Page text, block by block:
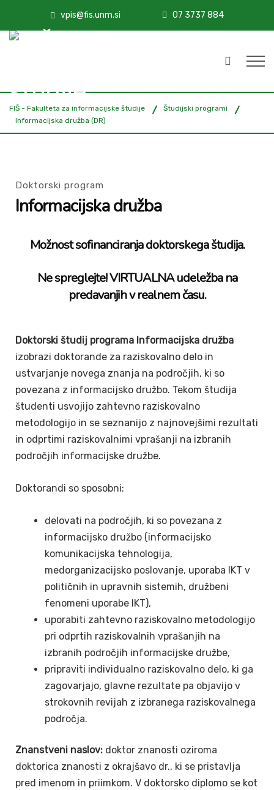
vpis@fis.unm.si 07 3737 884
FIŠ - Fakulteta za informacijske študije
Študijski programi
Informacijska družba (DR)
Doktorski program
Informacijska družba
Možnost sofinanciranja doktorskega študija.
Ne spreglejte! VIRTUALNA udeležba na
predavanjih v realnem času.
Doktorski študij programa Informacijska družba
izobrazi doktorande za raziskovalno delo in
ustvarjanje novega znanja na področjih, ki so
povezana z informacijsko družbo. Tekom študija
študenti usvojijo zahtevno raziskovalno
metodologijo in se seznanijo z najnovejšimi rezultati
in odprtimi raziskovalnimi vprašanji na izbranih
področjih informacijske družbe.
Doktorandi so sposobni:
delovati na področjih, ki so povezana z
informacijsko družbo (informacijsko
komunikacijska tehnologija,
medorganizacijsko poslovanje, uporaba IKT v
političnih in upravnih sistemih, družbeni
fenomeni uporabe IKT),
uporabiti zahtevno raziskovalno metodologijo
pri odprtih raziskovalnih vprašanjih na
izbranih področjih informacijske družbe,
pripraviti individualno raziskovalno delo, ki ga
zagovarjajo, glavne rezultate pa objavijo v
strokovnih revijah z izbranega raziskovalnega
področja.
Znanstveni naslov: doktor znanosti oziroma
doktorica znanosti z okrajšavo dr., ki se pristavlja
pred imenom in priimkom. V doktorsko diplomo se kot